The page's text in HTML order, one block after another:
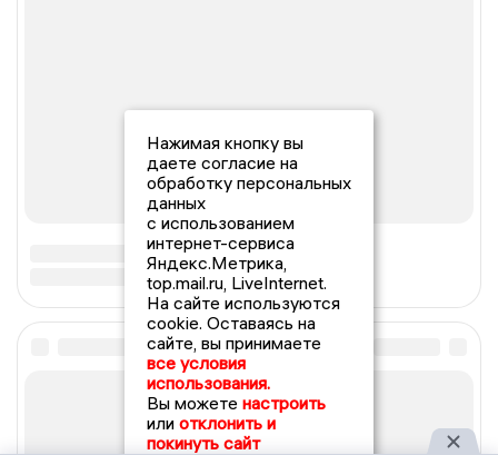
Нажимая кнопку вы
даете согласие на
обработку персональных
данных
с использованием
интернет-сервиса
Яндекс.Метрика,
top.mail.ru, LiveInternet.
На сайте используются
cookie. Оставаясь на
сайте, вы принимаете
все условия
использования.
Вы можете настроить
или отклонить и
покинуть сайт